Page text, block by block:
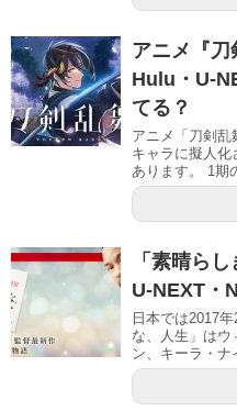
アニメ『刀
Hulu・U-
てる？
アニメ「刀剣乱
キャラに擬人化
あります。 1期
「素晴ら
U-NEXT・
日本では2017
な、人生」はウ
ン、キーラ・ナ